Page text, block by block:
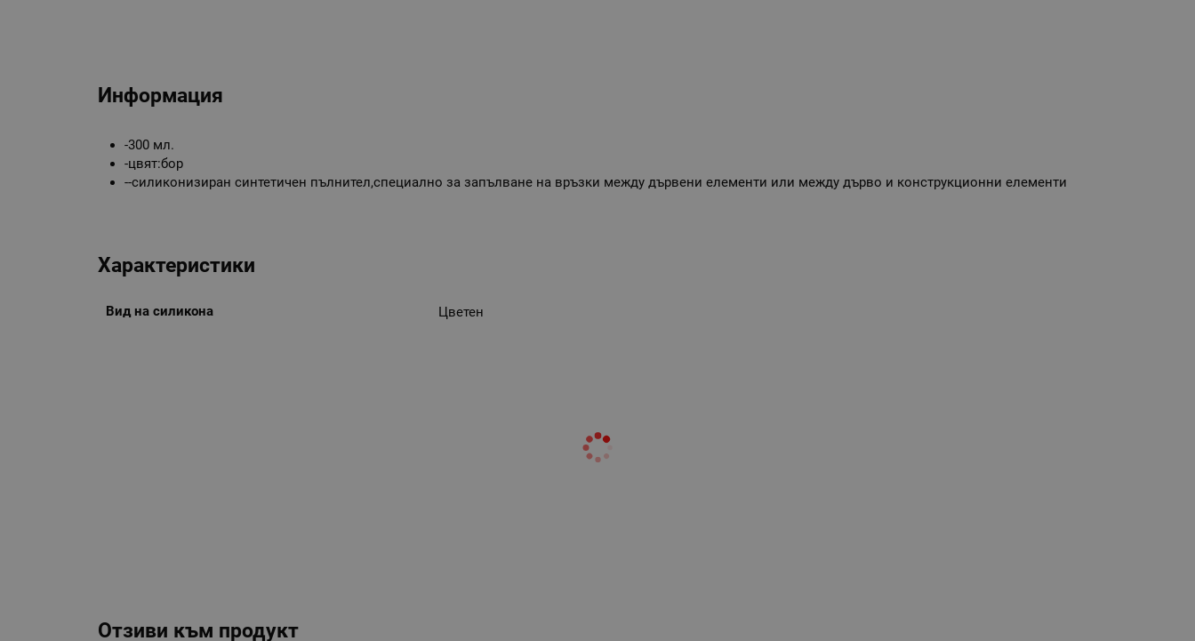
Информация
-300 мл.
-цвят:бор
--силиконизиран синтетичен пълнител,специално за запълване на връзки между дървени елементи или между дърво и конструкционни елементи
Характеристики
Вид на силикона Цветен
Отзиви към продукт